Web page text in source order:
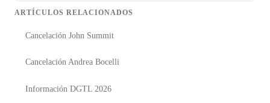
ARTÍCULOS RELACIONADOS
Cancelación John Summit
Cancelación Andrea Bocelli
Información DGTL 2026